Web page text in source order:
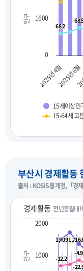
인구
68.2
68.2
15세이상인
15-64세 고
2025년 4월2025년 6월
0
1600
부산시 경제활동
출처 : KOSIS 통계청,「경
경제활동 전년동월대
인구
1,709
1,709
-12.2
-12.2
-4.9
-4.9
-
-
1000
2000